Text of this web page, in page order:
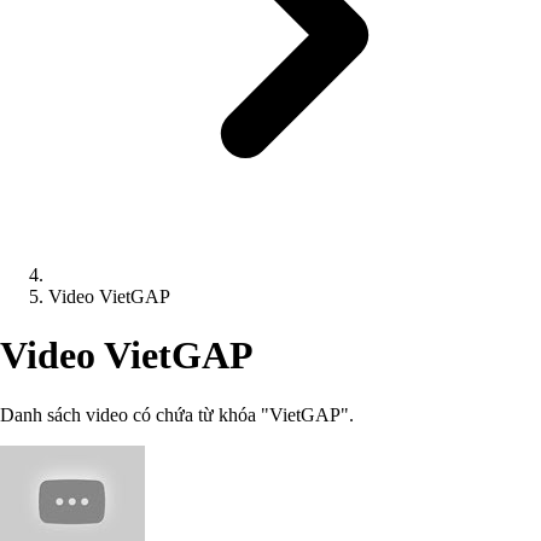
Video VietGAP
Video VietGAP
Danh sách video có chứa từ khóa "VietGAP".